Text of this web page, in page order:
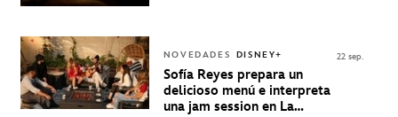
NOVEDADES DISNEY+
Sofía Reyes prepara un
delicioso menú e interpreta
una jam session en La
22 sep.